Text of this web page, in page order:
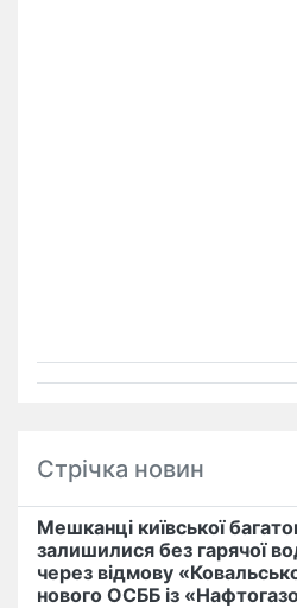
Стрічка новин
Мешканці київської
залишилися без гарячої
через відмову
нового ОСББ із